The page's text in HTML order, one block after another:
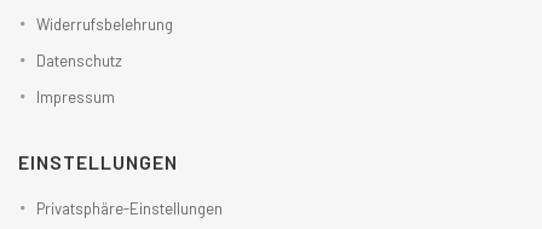
Widerrufsbelehrung
Datenschutz
Impressum
EINSTELLUNGEN
Privatsphäre-Einstellungen